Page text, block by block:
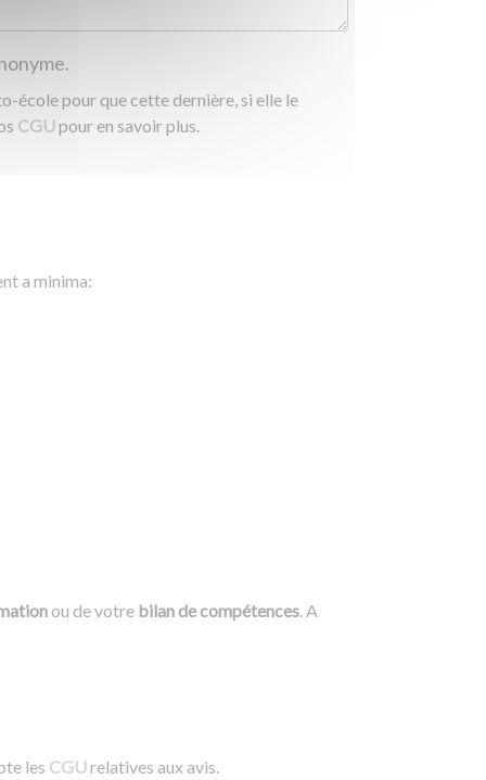
école pour que cette dernière, si elle le
CGUpour en savoir plus.
a minima:
ou de votre bilan de compétences. A
les CGUrelatives aux avis.